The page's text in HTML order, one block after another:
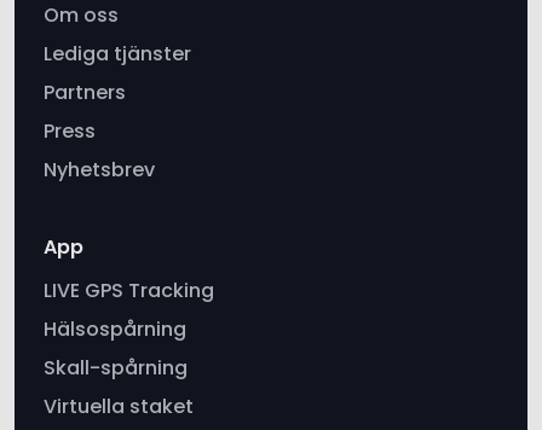
Om oss
Lediga tjänster
Partners
Press
Nyhetsbrev
App
LIVE GPS Tracking
Hälsospårning
Skall-spårning
Virtuella staket